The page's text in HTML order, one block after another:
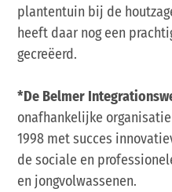
plantentuin bij de
heeft daar nog een
gecreëerd.
*De Belmer
onafhankelijke
1998 met succes
de sociale en
en jongvolwassenen.